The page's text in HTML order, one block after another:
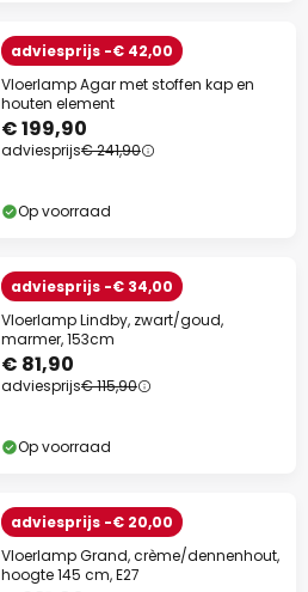
adviesprijs -€ 42,00
Vloerlamp Agar met stoffen kap en
houten element
€ 199,90
adviesprijs€ 241,90
Op voorraad
adviesprijs -€ 34,00
Vloerlamp Lindby, zwart/goud,
marmer, 153cm
€ 81,90
adviesprijs€ 115,90
Op voorraad
adviesprijs -€ 20,00
Vloerlamp Grand, crème/dennenhout,
hoogte 145 cm, E27